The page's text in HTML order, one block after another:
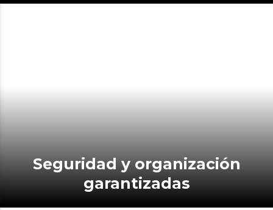
Seguridad y organización
garantizadas